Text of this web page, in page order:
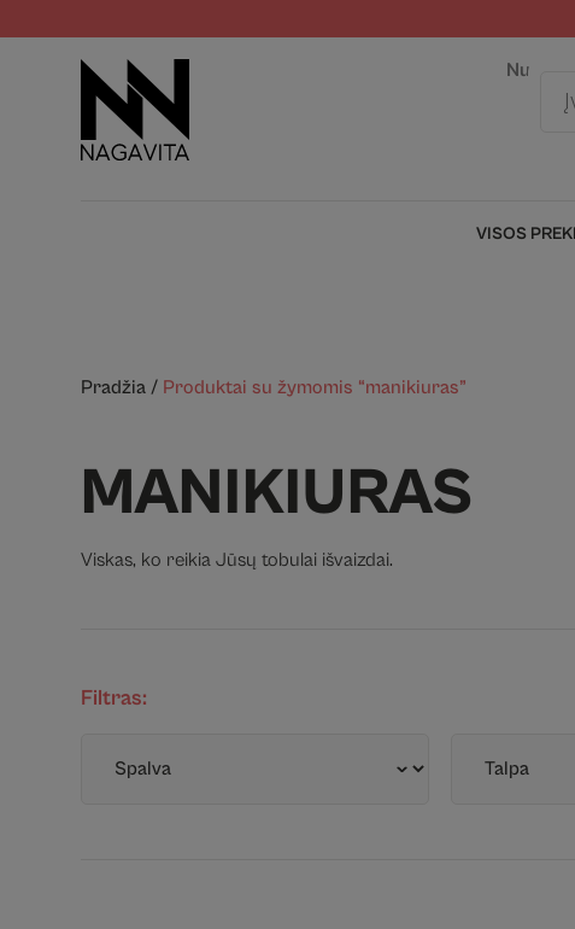
VISOS
Pradžia / Produktai su žymomis “manikiuras”
MANIKIURAS
Viskas, ko reikia Jūsų tobulai išvaizdai.
Filtras: